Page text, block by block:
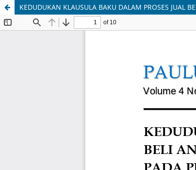
KEDUDUKAN KLAUSULA BAKU DALAM PROSES JUAL